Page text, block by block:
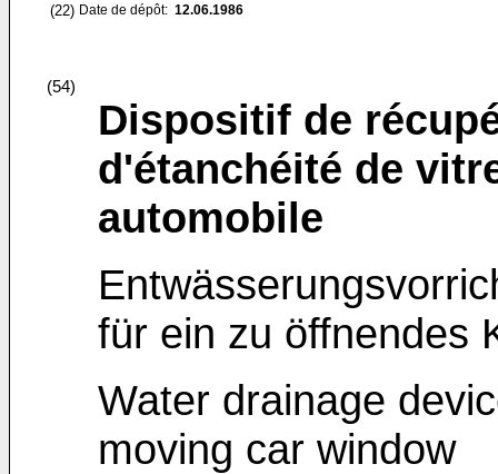
(22) Date de dépôt: 12.06.1986
(54)
Dispositif de
d'étanchéité de
automobile
für ein zu öffnendes
Water drainage
moving car window